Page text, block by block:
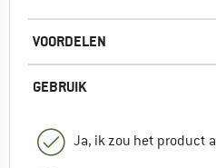
VOORDELEN
GEBRUIK
Ja, ik zou het product